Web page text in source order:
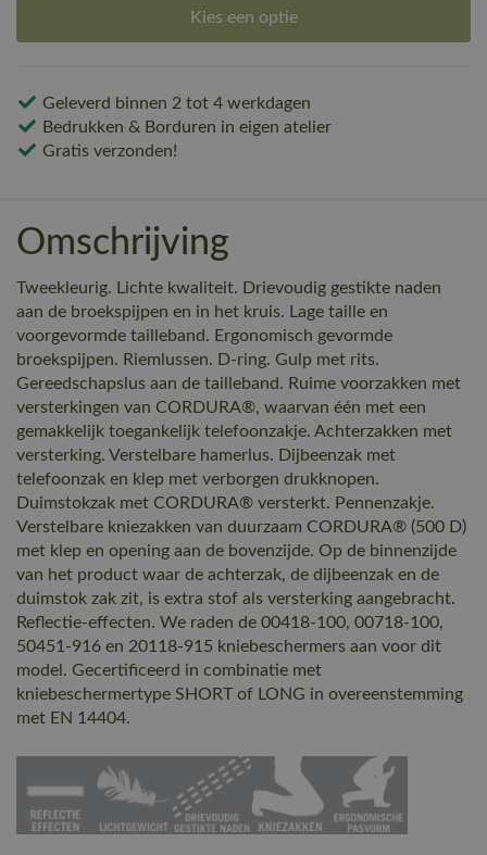
Kies een optie
Geleverd binnen 2 tot 4 werkdagen
Bedrukken & Borduren in eigen atelier
Gratis verzonden!
Omschrijving
Tweekleurig. Lichte kwaliteit. Drievoudig gestikte naden
aan de broekspijpen en in het kruis. Lage taille en
voorgevormde tailleband. Ergonomisch gevormde
broekspijpen. Riemlussen. D-ring. Gulp met rits.
Gereedschapslus aan de tailleband. Ruime voorzakken met
versterkingen van CORDURA®, waarvan één met een
gemakkelijk toegankelijk telefoonzakje. Achterzakken met
versterking. Verstelbare hamerlus. Dijbeenzak met
telefoonzak en klep met verborgen drukknopen.
Duimstokzak met CORDURA® versterkt. Pennenzakje.
Verstelbare kniezakken van duurzaam CORDURA® (500 D)
met klep en opening aan de bovenzijde. Op de binnenzijde
van het product waar de achterzak, de dijbeenzak en de
duimstok zak zit, is extra stof als versterking aangebracht.
Reflectie-effecten. We raden de 00418-100, 00718-100,
50451-916 en 20118-915 kniebeschermers aan voor dit
model. Gecertificeerd in combinatie met
kniebeschermertype SHORT of LONG in overeenstemming
met EN 14404.